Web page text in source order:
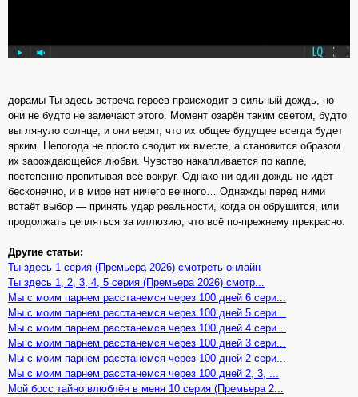
дорамы Ты здесь встреча героев происходит в сильный дождь, но
они не будто не замечают этого. Момент озарён таким светом, будто
выглянуло солнце, и они верят, что их общее будущее всегда будет
ярким. Непогода не просто сводит их вместе, а становится образом
их зарождающейся любви. Чувство накапливается по капле,
постепенно пропитывая всё вокруг. Однако ни один дождь не идёт
бесконечно, и в мире нет ничего вечного… Однажды перед ними
встаёт выбор — принять удар реальности, когда он обрушится, или
продолжать цепляться за иллюзию, что всё по-прежнему прекрасно.
Другие статьи:
Ты здесь 1 серия (Премьера 2026) смотреть онлайн
Ты здесь 1, 2, 3, 4, 5 серия (Премьера 2026) смотр...
Мы с моим парнем расстанемся через 100 дней 6 сери...
Мы с моим парнем расстанемся через 100 дней 5 сери...
Мы с моим парнем расстанемся через 100 дней 4 сери...
Мы с моим парнем расстанемся через 100 дней 3 сери...
Мы с моим парнем расстанемся через 100 дней 2 сери...
Мы с моим парнем расстанемся через 100 дней 2, 3, ...
Мой босс тайно влюблён в меня 10 серия (Премьера 2...